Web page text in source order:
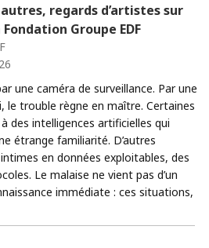
regards d’artistes sur
Groupe EDF
une caméra de surveillance. Par une
le trouble règne en maître. Certaines
des intelligences artificielles qui
étrange familiarité. D’autres
en données exploitables, des
Le malaise ne vient pas d’un
immédiate : ces situations,